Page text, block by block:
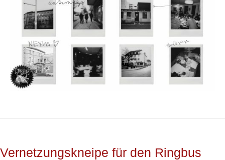
Vernetzungskneipe für den Ringbus